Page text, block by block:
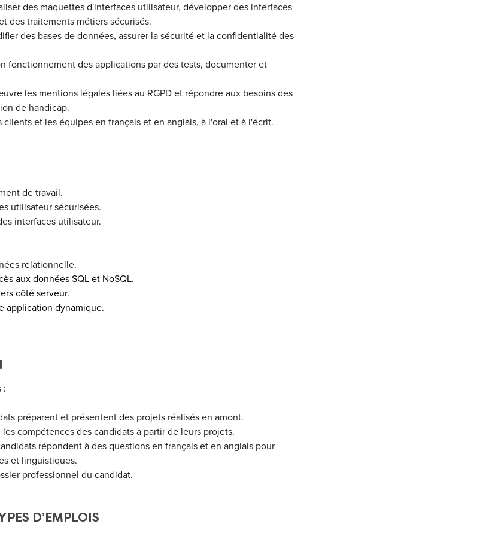
des maquettes d'interfaces utilisateur, développer des interfaces
des traitements métiers sécurisés.
des bases de données, assurer la sécurité et la confidentialité des
fonctionnement des applications par des tests, documenter et
les mentions légales liées au RGPD et répondre aux besoins des
de handicap.
et les équipes en français et en anglais, à l'oral et à l'écrit.
de travail.
utilisateur sécurisées.
interfaces utilisateur.
relationnelle.
aux données SQL et NoSQL.
côté serveur.
application dynamique.
:
préparent et présentent des projets réalisés en amont.
compétences des candidats à partir de leurs projets.
répondent à des questions en français et en anglais pour
et linguistiques.
professionnel du candidat.
D’EMPLOIS